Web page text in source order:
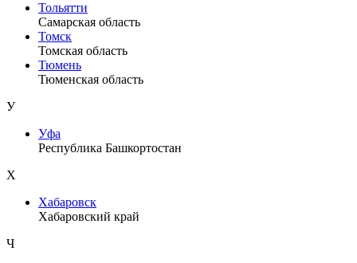
Тольятти
Самарская область
Томск
Томская область
Тюмень
Тюменская область
У
Уфа
Республика Башкортостан
Х
Хабаровск
Хабаровский край
Ч